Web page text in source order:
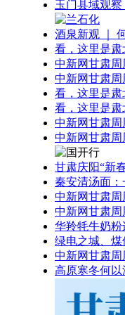
玉门县域观察
酒泉新观 ｜
看，这里是肃
中新网甘肃周
中新网甘肃
看，这里是肃
看，这里是肃
中新网甘肃周
中新网甘肃
甘肃庆阳“新
秦安清汤面：
中新网甘肃
中新网甘肃
华羚牦牛奶
绿电之城、煤
中新网甘肃周
高原寒冬何以